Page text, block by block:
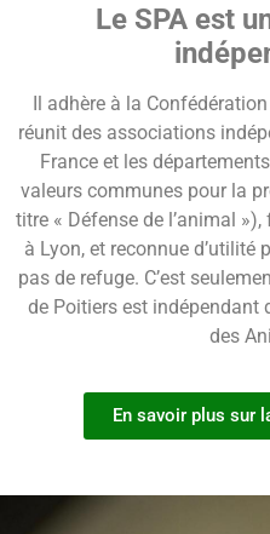
Le SPA est
Il adhère à la Confédération
réunit des associations
France et les
valeurs communes pour la
titre « Défense de l’animal
à Lyon, et reconnue d’utilité
pas de refuge. C’est
de Poitiers est indépendant
des
En savoir plus sur